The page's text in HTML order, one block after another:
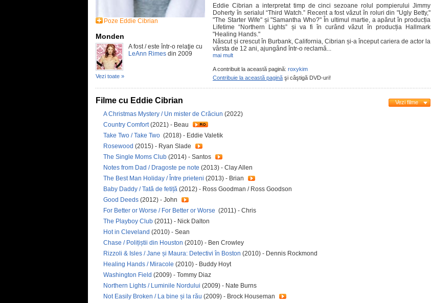
Poze Eddie Cibrian
Monden
A fost / este într-o relaţie cu
LeAnn Rimes din 2009
Vezi toate »
Eddie Cibrian a interpretat timp de cinci sezoane rolul pompierului Jimmy
Doherty în serialul “Third Watch.” Recent a fost văzut în roluri din "Ugly Betty,"
"The Starter Wife" și "Samantha Who?" În ultimul martie, a apărut în producția
Lifetime “Northern Lights” și va fi în curând văzut în producția Hallmark
"Healing Hands."
Născut și crescut în Burbank, California, Cibrian și-a început cariera de actor la
vârsta de 12 ani, ajungând într-o reclamă...
mai mult
A contribuit la această pagină: roxykim
Contribuie la această pagină şi câştigă DVD-uri!
Filme cu Eddie Cibrian Vezi filme
A Christmas Mystery / Un mister de Crăciun (2022)
Country Comfort(2021) - Beau
Take Two / Take Two (2018) - Eddie Valetik
Rosewood (2015) - Ryan Slade
The Single Moms Club (2014) - Santos
Notes from Dad / Dragoste pe note (2013) - Clay Allen
The Best Man Holiday / Între prieteni (2013) - Brian
Baby Daddy / Tată de fetiță (2012) - Ross Goodman / Ross Goodson
Good Deeds (2012) - John
For Better or Worse / For Better or Worse (2011) - Chris
The Playboy Club (2011) - Nick Dalton
Hot in Cleveland (2010) - Sean
Chase / Polițiștii din Houston (2010) - Ben Crowley
Rizzoli & Isles / Jane și Maura: Detectivi în Boston (2010) - Dennis Rockmond
Healing Hands / Miracole (2010) - Buddy Hoyt
Washington Field (2009) - Tommy Diaz
Northern Lights / Luminile Nordului (2009) - Nate Burns
Not Easily Broken / La bine și la rău (2009) - Brock Houseman